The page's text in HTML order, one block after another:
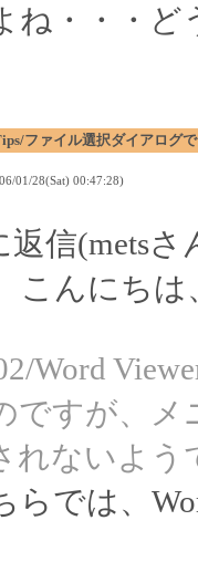
ね・・・ど
ファイル選択ダイアログ
01/28(Sat) 00:47:28)
返信(metsさ
こんにちは
Word
ですが、メ
れないよう
らでは、